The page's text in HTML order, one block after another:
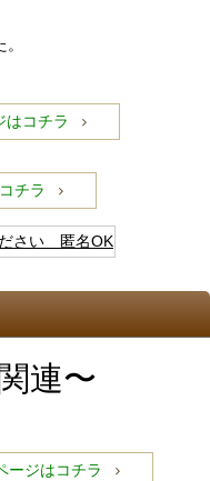
はコチラ
チラ
連〜
ージはコチラ